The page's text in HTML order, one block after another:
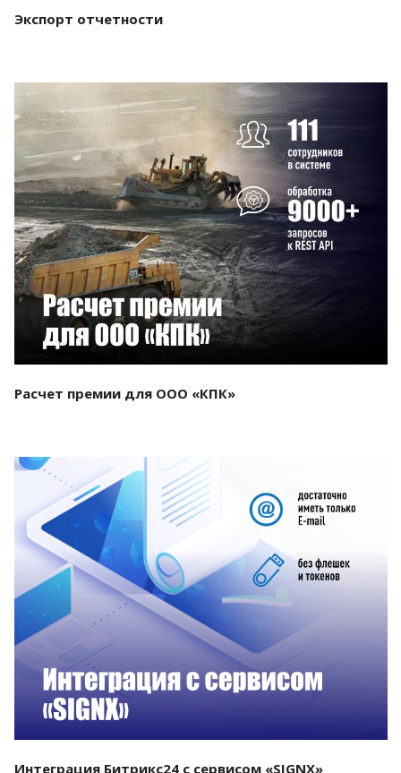
Экспорт отчетности
Смотреть проект
Расчет премии для ООО «КПК»
Смотреть проект
Интеграция Битрикс24 с сервисом «SIGNX»